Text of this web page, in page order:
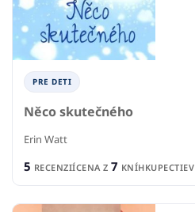
PRE DETI
Něco skutečného
Erin Watt
5 RECENZIÍCENA Z 7 KNÍHKUPECTIEV